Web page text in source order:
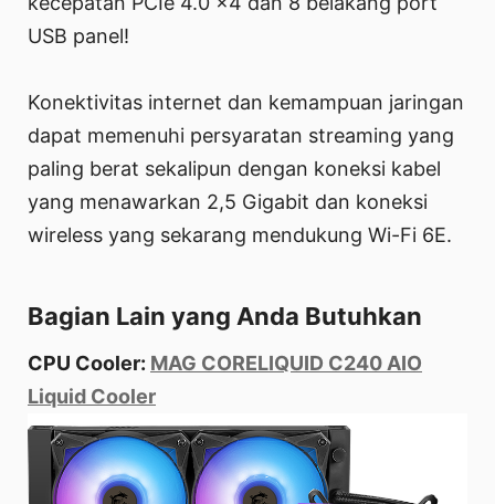
USB panel!
Konektivitas internet dan kemampuan jaringan
dapat memenuhi persyaratan streaming yang
paling berat sekalipun dengan koneksi kabel
yang menawarkan 2,5 Gigabit dan koneksi
wireless yang sekarang mendukung Wi-Fi 6E.
Bagian Lain yang Anda Butuhkan
CPU Cooler: MAG CORELIQUID C240 AIO
Liquid Cooler